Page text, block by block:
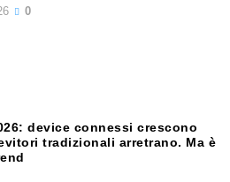
0
device connessi crescono
tradizionali arretrano. Ma è